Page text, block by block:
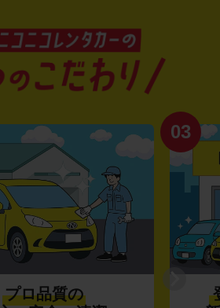
プロ品質の
03